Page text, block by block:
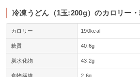
冷凍うどん（1玉:200g）のカロリー
カロリー 190kcal
糖質 40.6g
炭水化物 43.2g
食物繊維 2.6g